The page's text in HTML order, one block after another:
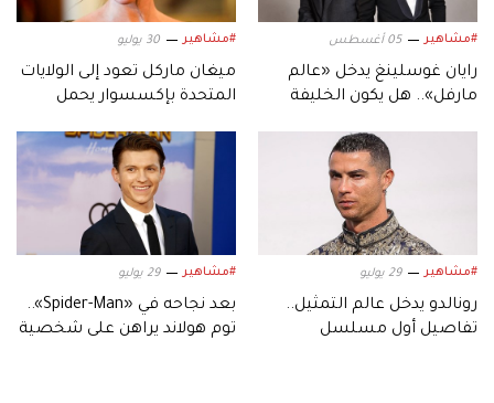
#مشاهير 05 أغسطس
رايان غوسلينغ يدخل «عالم
مارفل».. هل يكون الخليفة
#مشاهير 30 يوليو
ميغان ماركل تعود إلى الولايات
المتحدة بإكسسوار يحمل
#مشاهير 29 يوليو
رونالدو يدخل عالم التمثيل..
تفاصيل أول مسلسل
#مشاهير 29 يوليو
بعد نجاحه في «Spider-Man»..
توم هولاند يراهن على شخصية